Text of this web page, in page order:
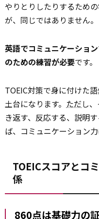
やりとりしたりするため
が、同じではありません。
英語でコミュニケーショ
のための練習が必要です。
TOEIC対策で身に付けた
土台になります。 ただし
き返す、反応する、説明
ば、コミュニケーション
TOEICスコアとコ
係
860点は基礎力の